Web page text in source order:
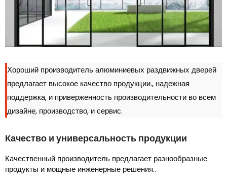
Хороший производитель алюминиевых раздвижных дверей
предлагает высокое качество продукции., надежная
поддержка, и приверженность производительности во всем
дизайне, производство, и сервис.
Качество и универсальность продукции
Качественный производитель предлагает разнообразные
продукты и мощные инженерные решения..